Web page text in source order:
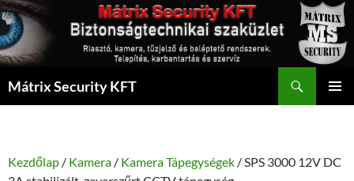
Kilépés
tartalomba
Mátrix Security KFT
Kezdőlap / Kamera / Kamera Tápegységek / SPS 3000 12V DC